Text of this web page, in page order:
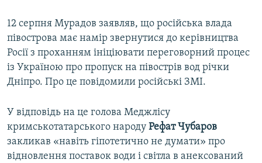
12 серпня Мурадов заявляв, що російська влада
півострова має намір звернутися до керівництва
Росії з проханням ініціювати переговорний процес
із Україною про пропуск на півострів вод річки
Дніпро. Про це повідомили російські ЗМІ.
У відповідь на це голова Меджлісу
кримськотатарського народу Рефат Чубаров
закликав «навіть гіпотетично не думати» про
відновлення поставок води і світла в анексований